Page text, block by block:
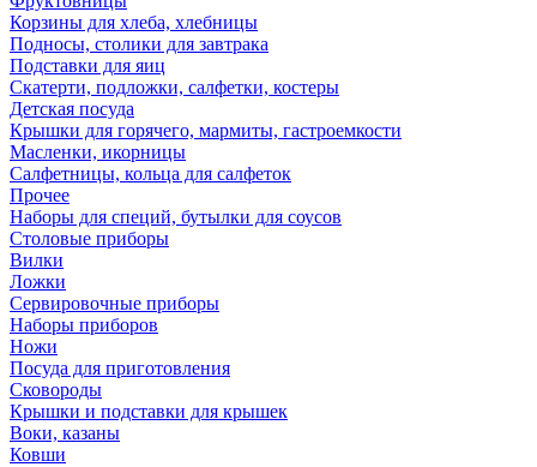
Корзины для хлеба, хлебницы
Подносы, столики для завтрака
Подставки для яиц
Скатерти, подложки, салфетки, костеры
Детская посуда
Крышки для горячего, мармиты, гастроемкости
Масленки, икорницы
Салфетницы, кольца для салфеток
Прочее
Наборы для специй, бутылки для соусов
Столовые приборы
Вилки
Ложки
Сервировочные приборы
Наборы приборов
Ножи
Посуда для приготовления
Сковороды
Крышки и подставки для крышек
Воки, казаны
Ковши